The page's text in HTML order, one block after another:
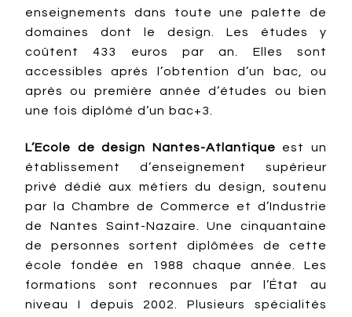
enseignements dans toute une palette de
domaines dont le design. Les études y
coûtent 433 euros par an. Elles sont
accessibles après l’obtention d’un bac, ou
après ou première année d’études ou bien
une fois diplômé d’un bac+3.
L’Ecole de design Nantes-Atlantique est un
établissement d’enseignement supérieur
privé dédié aux métiers du design, soutenu
par la Chambre de Commerce et d’Industrie
de Nantes Saint-Nazaire. Une cinquantaine
de personnes sortent diplômées de cette
école fondée en 1988 chaque année. Les
formations sont reconnues par l’État au
niveau I depuis 2002. Plusieurs spécialités